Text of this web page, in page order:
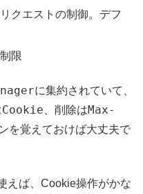
クエストの制御。デフ
限
に集約されていて、
、削除はMax-
を覚えておけば大丈夫で
えば、Cookie操作がかな